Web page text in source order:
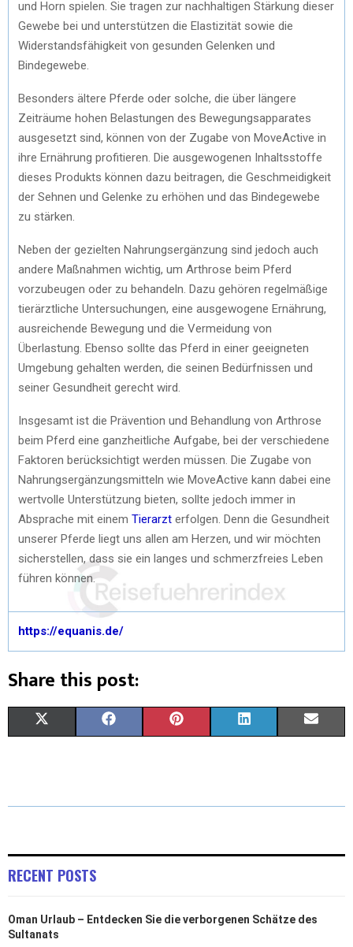
und Horn spielen. Sie tragen zur nachhaltigen Stärkung dieser
Gewebe bei und unterstützen die Elastizität sowie die
Widerstandsfähigkeit von gesunden Gelenken und
Bindegewebe.
Besonders ältere Pferde oder solche, die über längere
Zeiträume hohen Belastungen des Bewegungsapparates
ausgesetzt sind, können von der Zugabe von MoveActive in
ihre Ernährung profitieren. Die ausgewogenen Inhaltsstoffe
dieses Produkts können dazu beitragen, die Geschmeidigkeit
der Sehnen und Gelenke zu erhöhen und das Bindegewebe
zu stärken.
Neben der gezielten Nahrungsergänzung sind jedoch auch
andere Maßnahmen wichtig, um Arthrose beim Pferd
vorzubeugen oder zu behandeln. Dazu gehören regelmäßige
tierärztliche Untersuchungen, eine ausgewogene Ernährung,
ausreichende Bewegung und die Vermeidung von
Überlastung. Ebenso sollte das Pferd in einer geeigneten
Umgebung gehalten werden, die seinen Bedürfnissen und
seiner Gesundheit gerecht wird.
Insgesamt ist die Prävention und Behandlung von Arthrose
beim Pferd eine ganzheitliche Aufgabe, bei der verschiedene
Faktoren berücksichtigt werden müssen. Die Zugabe von
Nahrungsergänzungsmitteln wie MoveActive kann dabei eine
wertvolle Unterstützung bieten, sollte jedoch immer in
Absprache mit einem Tierarzt erfolgen. Denn die Gesundheit
unserer Pferde liegt uns allen am Herzen, und wir möchten
sicherstellen, dass sie ein langes und schmerzfreies Leben
führen können.
https://equanis.de/
Share this post:
W
E
E
K
T
S
K
N
I
RECENT POSTS
Oman Urlaub – Entdecken Sie die verborgenen Schätze des
Sultanats